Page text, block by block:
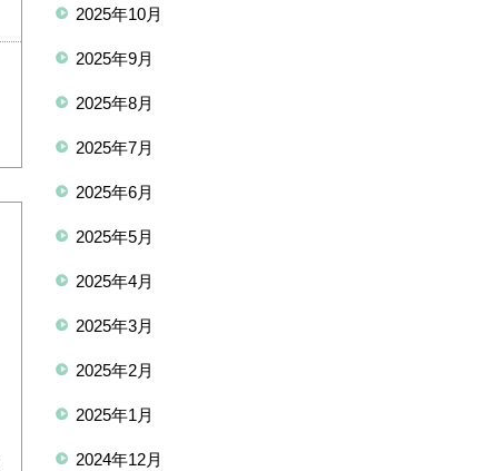
2025年10月
2025年9月
2025年8月
2025年7月
2025年6月
2025年5月
2025年4月
2025年3月
2025年2月
2025年1月
2024年12月